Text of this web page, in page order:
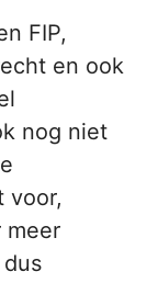
FIP,
en ook
nog niet
voor,
meer